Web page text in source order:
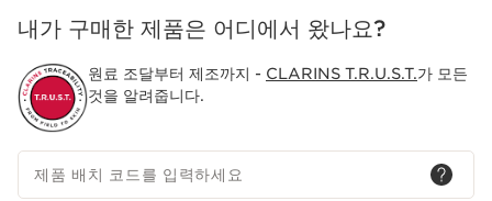
내가 구매한 제품은 어디에서 왔나요?
원료 조달부터 제조까지 - CLARINS T.R.U.S.T.가 모든
것을 알려줍니다.
제품 배치 코드를 입력하세요